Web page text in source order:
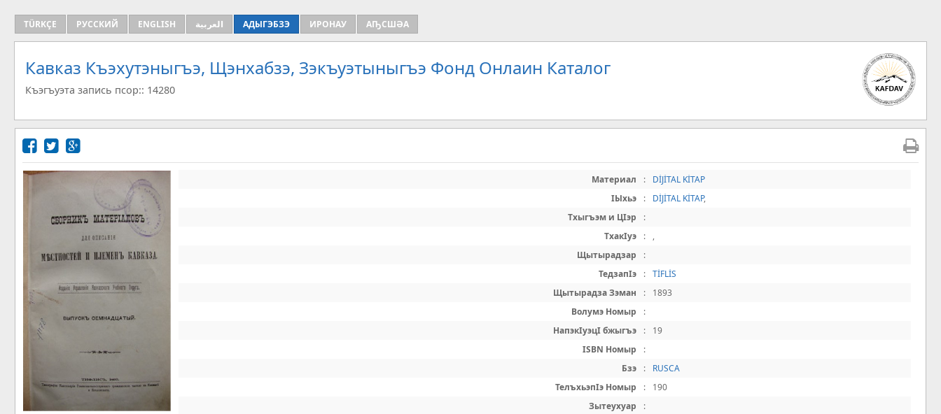
TÜRKÇE РУССКИЙ ENGLISH العربية АДЫГЭБЗЭ ИРОНАУ АҦСШӘА
Кавказ Къэхутэныгъэ, Щэнхабзэ, Зэкъуэтыныгъэ Фонд Онлаин Каталог
Къэгъуэта запись псор:: 14280
Материал :
DİJİTAL KİTAP
IЫхьэ
: DİJİTAL KİTAP,
Тхыгъэм и ЦIэр
:
ТхакIуэ
:
,
Щытырадзар
:
ТедзапIэ
:
TİFLİS
Щытырадза Зэман
:
1893
Волумэ Номыр
:
НапэкIуэцI бжыгъэ
:
19
ISBN Номыр
:
Бзэ
:
RUSCA
ТелъхьэпIэ Номыр
:
190
Зытеухуар
: